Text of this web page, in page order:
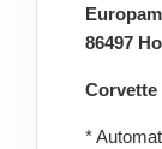
86497
Corvette
*